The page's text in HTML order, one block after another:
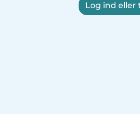
Log ind eller